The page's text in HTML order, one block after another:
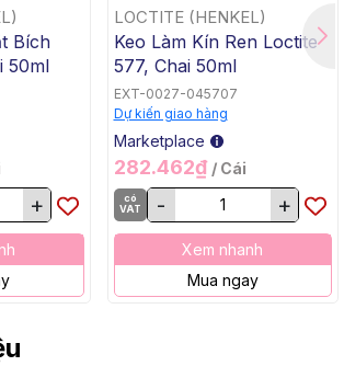
Bích
50ml
+
LOCTITE (HENKEL)
Keo Làm Kín Ren Loctite
577, Chai 50ml
EXT-0027-045707
Dự kiến giao hàng
Marketplace
282.462₫ / Cái
có
VAT
- +
Xem nhanh
Mua ngay